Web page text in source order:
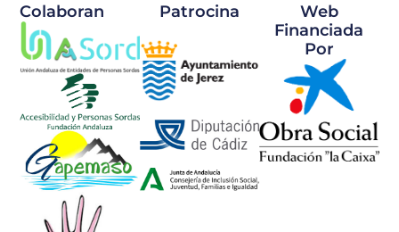
Colaboran Patrocina
Web
Financiada
Por